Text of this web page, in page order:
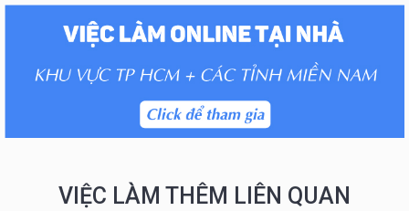
VIỆC LÀM THÊM LIÊN QUAN